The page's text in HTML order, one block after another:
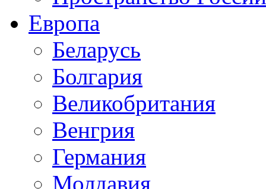
Европа
Беларусь
Болгария
Великобритания
Венгрия
Германия
Молдавия